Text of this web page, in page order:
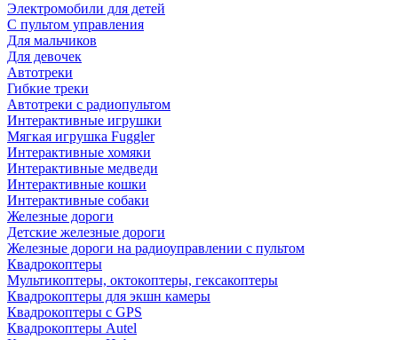
Электромобили для детей
С пультом управления
Для мальчиков
Для девочек
Автотреки
Гибкие треки
Автотреки с радиопультом
Интерактивные игрушки
Мягкая игрушка Fuggler
Интерактивные хомяки
Интерактивные медведи
Интерактивные кошки
Интерактивные собаки
Железные дороги
Детские железные дороги
Железные дороги на радиоуправлении с пультом
Квадрокоптеры
Мультикоптеры, октокоптеры, гексакоптеры
Квадрокоптеры для экшн камеры
Квадрокоптеры с GPS
Квадрокоптеры Autel